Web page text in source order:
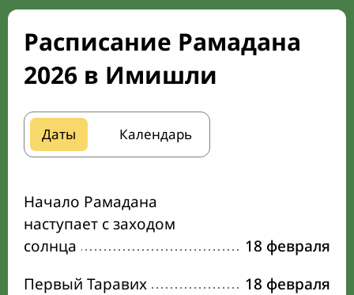
Расписание Рамадана
2026 в Имишли
Даты Календарь
Начало Рамадана
наступает с заходом
солнца
18 февраля
Первый Таравих
18 февраля